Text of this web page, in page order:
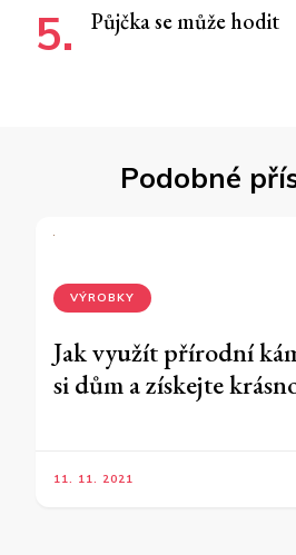
Půjčka se může hodit
Podobné
VÝROBKY
Jak využít přírodní
si dům a získejte
11. 11. 2021